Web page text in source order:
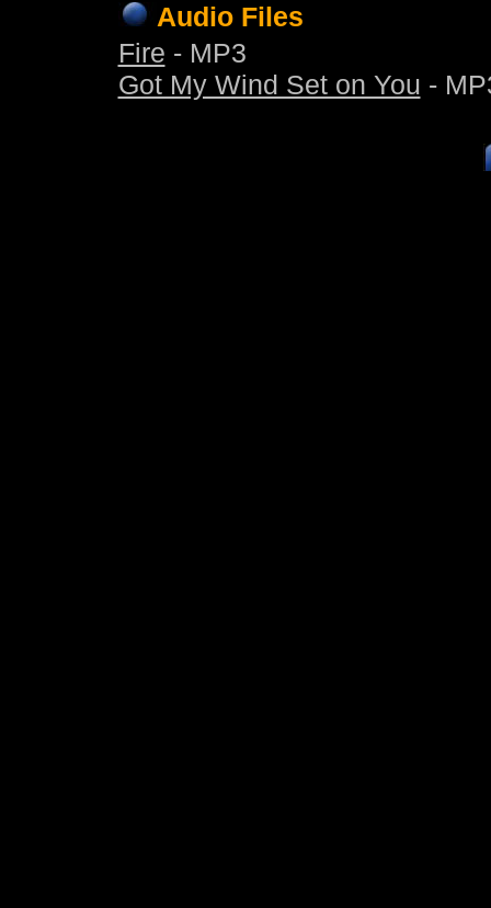
Audio Files
Fire - MP3
Got My Wind Set on You -